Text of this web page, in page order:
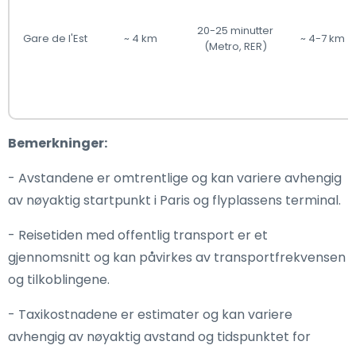
Gare de l'Est ~ 4 km
20-25 minutter
(Metro, RER)
~ 4-7 km
Bemerkninger:
- Avstandene er omtrentlige og kan variere avhengig
av nøyaktig startpunkt i Paris og flyplassens terminal.
- Reisetiden med offentlig transport er et
gjennomsnitt og kan påvirkes av transportfrekvensen
og tilkoblingene.
- Taxikostnadene er estimater og kan variere
avhengig av nøyaktig avstand og tidspunktet for